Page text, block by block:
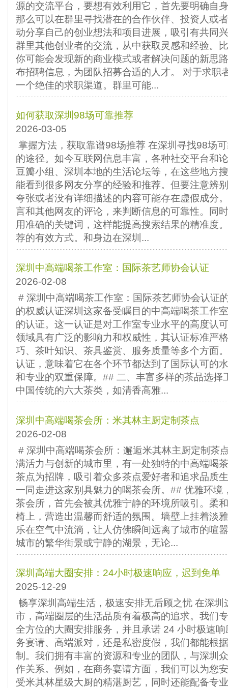
源的交流平台，要想有效利用它，首先要明确自
那么可以在群里寻找潜在的合作伙伴、投资人或
动分享自己的创业想法和项目进展，吸引有共同
群里其他创业者的交流，从中获取灵感和经验。
你可能会发现新的商业模式或者解决问题的新思
布招聘信息，为团队招募合适的人才。 对于求职
一个绝佳的求职渠道。群里可能...
如何获取深圳98场可靠推荐
2026-03-05
掌握方法，获取靠谱98场推荐 在深圳寻找98场
的途径。如今互联网信息丰富，各种社交平台和
豆瓣小组、深圳本地的生活论坛等，在这些地方
能看到很多网友分享的经验和推荐。但要注意辨
夸张或者没有详细描述的内容可能存在虚假成分
言和其他网友的评论，来判断信息的可靠性。同
用准确的关键词，这样能提高搜索结果的精准度
荐的有效方式。和身边在深圳...
深圳中高端喝茶工作室：国际茶艺师协会认证
2026-02-08
# 深圳中高端喝茶工作室：国际茶艺师协会认证
的权威认证深圳这家备受瞩目的中高端喝茶工作
的认证。这一认证是对工作室专业水平的高度认
领域具有广泛的影响力和权威性，其认证标准严
巧、茶叶知识、茶具鉴赏、服务质量等多个方面
认证，意味着它在各个环节都达到了国际认可的
和专业的双重保障。## 二、丰富多样的茶品选择
中国传统的六大茶类，如清香高雅...
深圳中高端喝茶会所：米其林主厨定制茶点
2026-02-08
# 深圳中高端喝茶会所：邂逅米其林主厨定制茶
满活力与创新的城市里，有一处独特的中高端喝
茶点为招牌，吸引着众多茶点爱好者和追求品质
一同走进这家别具魅力的喝茶会所。## 优雅环境
茶会所，首先会被其优雅宁静的环境所吸引。柔
椅上，营造出温馨而舒适的氛围。墙壁上挂着淡
乐在空气中流淌，让人仿佛瞬间远离了城市的喧
城市的繁华街景或宁静的湖景，无论...
深圳高端大圈安排：24小时极速响应，迟到免单
2025-12-29
畅享深圳高端生活，极速安排无后顾之忧 在深
市，高端圈层的生活品质有着极高的追求。我们
全方位的大圈安排服务，并且承诺 24 小时极速
务宴请、高端派对，还是私密度假，我们都能根
制。我们拥有丰富的资源和专业的团队，与深圳
作关系。例如，在商务宴请方面，我们可以为您
受米其林星级大厨的精湛厨艺，同时还能配备专